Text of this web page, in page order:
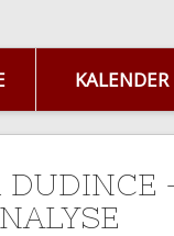
KALENDER
DUDINCE